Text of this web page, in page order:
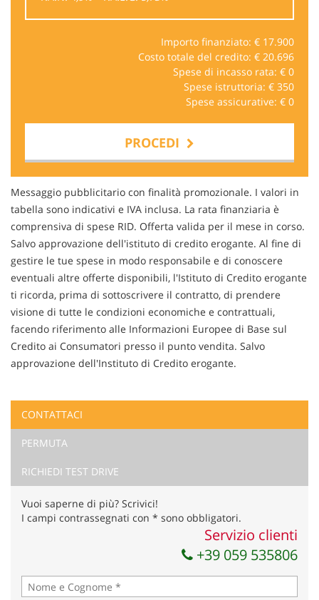
Importo finanziato: € 17.900
Costo totale del credito: € 20.696
Spese di incasso rata: € 0
Spese istruttoria: € 350
Spese assicurative: € 0
PROCEDI
Contattaci
Ho letto e accettol'informativa privacy*
Acconsento al trattamento dei miei dati per finalità di
Invia la tua richiesta
Messaggio pubblicitario con finalità promozionale. I valori in
tabella sono indicativi e IVA inclusa. La rata finanziaria è
comprensiva di spese RID. Offerta valida per il mese in corso.
Salvo approvazione dell'istituto di credito erogante. Al fine di
gestire le tue spese in modo responsabile e di conoscere
eventuali altre offerte disponibili, l'Istituto di Credito erogante
ti ricorda, prima di sottoscrivere il contratto, di prendere
visione di tutte le condizioni economiche e contrattuali,
facendo riferimento alle Informazioni Europee di Base sul
Credito ai Consumatori presso il punto vendita. Salvo
approvazione dell'Instituto di Credito erogante.
CONTATTACI
PERMUTA
RICHIEDI TEST DRIVE
Vuoi saperne di più? Scrivici!
I campi contrassegnati con * sono obbligatori.
Servizio clienti
+39 059 535806